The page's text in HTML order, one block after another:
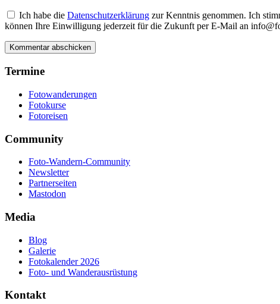
Ich habe die Datenschutzerklärung zur Kenntnis genommen. Ich
können Ihre Einwilligung jederzeit für die Zukunft per E-Mail an
Termine
Fotowanderungen
Fotokurse
Fotoreisen
Community
Foto-Wandern-Community
Newsletter
Partnerseiten
Mastodon
Media
Blog
Galerie
Fotokalender 2026
Foto- und Wanderausrüstung
Kontakt